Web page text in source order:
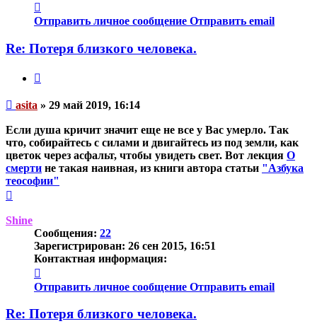
информация
пользователя
Отправить личное сообщение Отправить email
Re: Потеря близкого человека.
Непрочитанное
asita » 29 май 2019, 16:14
Если душа кричит значит еще не все у Вас умерло. Так
что, собирайтесь с силами и двигайтесь из под земли, как
цветок через асфальт, чтобы увидеть свет. Вот лекция О
смерти не такая наивная, из книги автора статьи "Азбука
теософии"
началу
Shine
Сообщения: 22
Зарегистрирован: 26 сен 2015, 16:51
Контактная информация:
информация
пользователя
Отправить личное сообщение Отправить email
Re: Потеря близкого человека.